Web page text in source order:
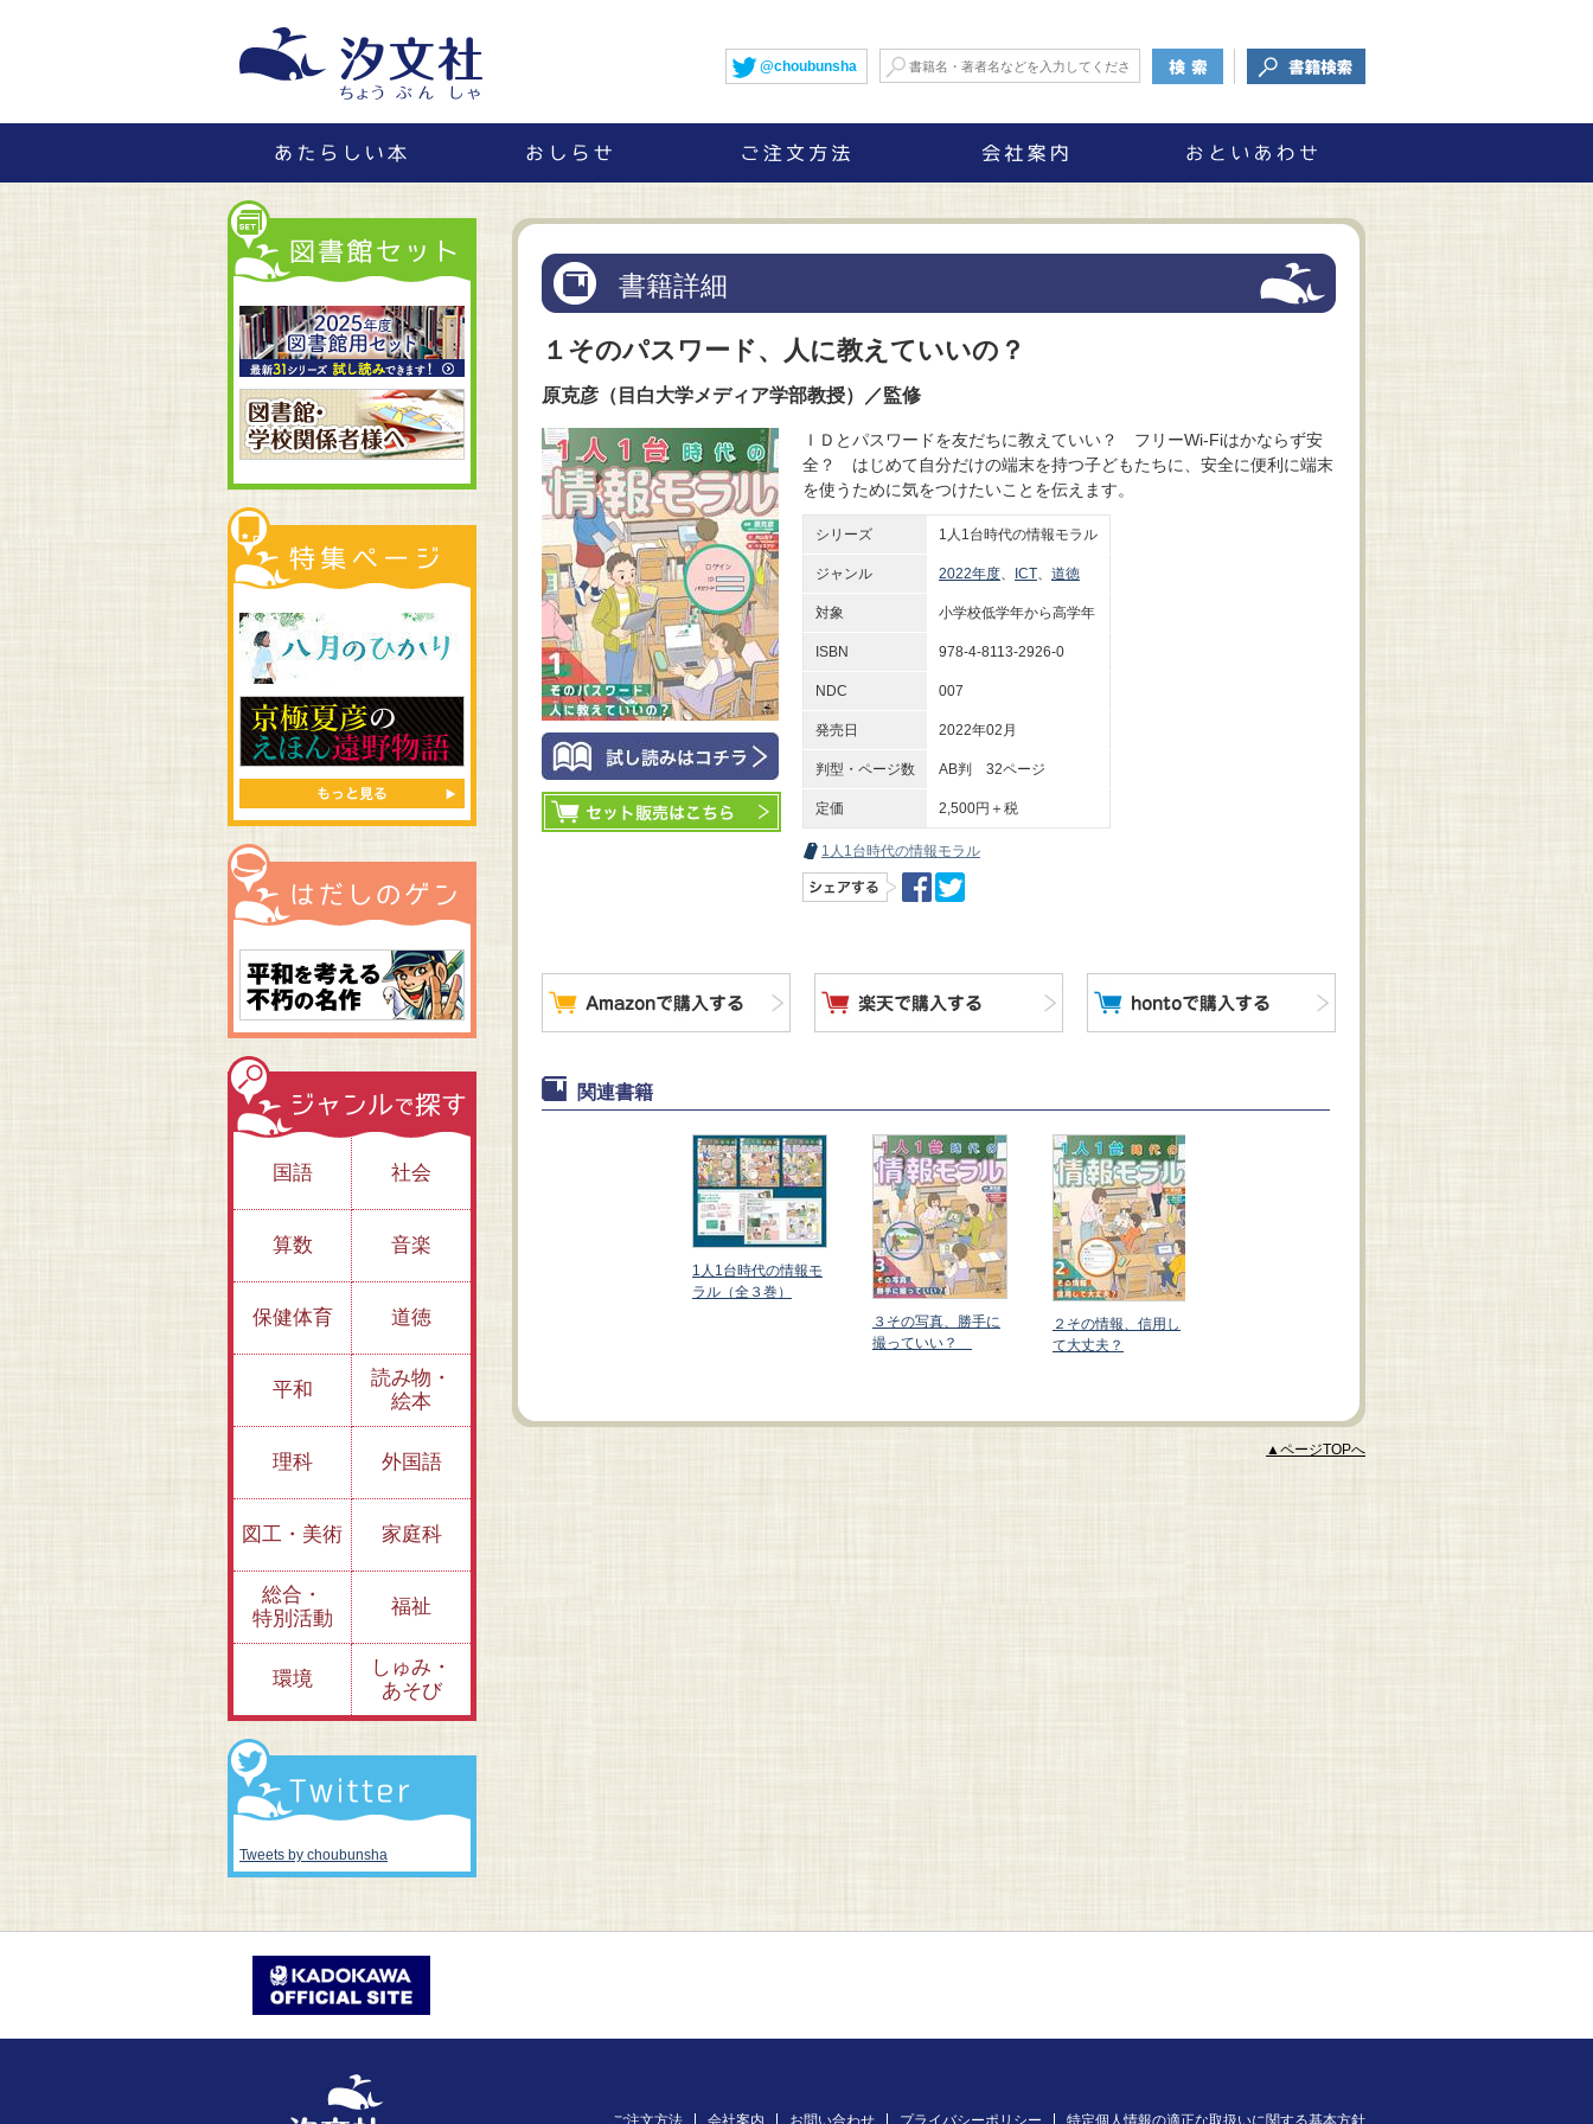
@choubunsha
書籍詳細
１そのパスワード、人に教えていいの？
原克彦（目白大学メディア学部教授）／監修
ＩＤとパスワードを友だちに教えていい？ フリーWi-Fiはかならず安
全？ はじめて自分だけの端末を持つ子どもたちに、安全に便利に端末
を使うために気をつけたいことを伝えます。
シリーズ 1人1台時代の情報モラル
ジャンル 2022年度、 ICT、 道徳
対象 小学校低学年から高学年
ISBN 978-4-8113-2926-0
NDC 007
発売日 2022年02月
判型・ページ数 AB判 32ページ
定価 2,500円＋税
1人1台時代の情報モラル
関連書籍
３その写真、勝手に
撮っていい？
1人1台時代の情報モ
ラル（全３巻）
３その写真、勝手に
撮っていい？
２その情報、信用し
て大丈夫？
▲ページTOPへ
国語 社会
算数 音楽
保健体育 道徳
平和
読み物・
絵本
理科 外国語
図工・美術 家庭科
総合・
特別活動
福祉
環境
しゅみ・
あそび
Tweets by choubunsha